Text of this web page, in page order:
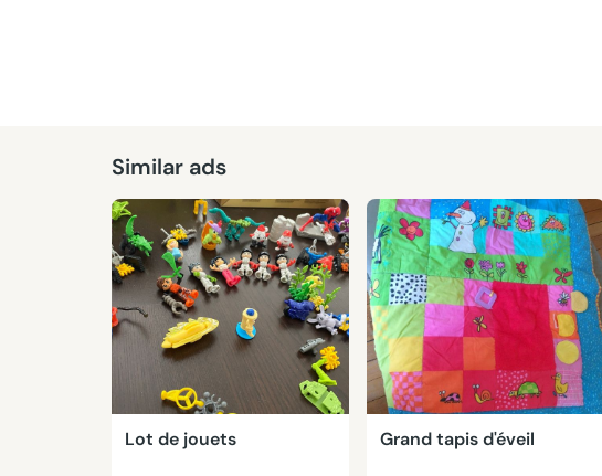
Similar ads
Lot de jouets Grand tapis d'éveil